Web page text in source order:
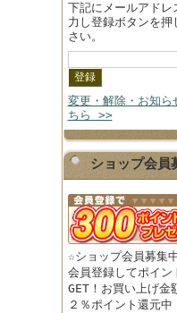
下記にメールアドレ
力し登録ボタンを押
さい。
変更・解除・お知ら
ちら >>
ショップ会員
☆ショップ会員募集
会員登録してポイン
GET！お買い上げ金
２％ポイント還元中